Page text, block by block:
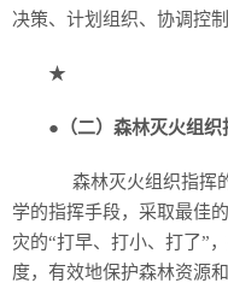
决策、计划组织、协调控制
★
● （二）森林灭火组
森林灭火组织指挥
学的指挥手段，采取最佳
灾的“打早、打小、打了”
度，有效地保护森林资源